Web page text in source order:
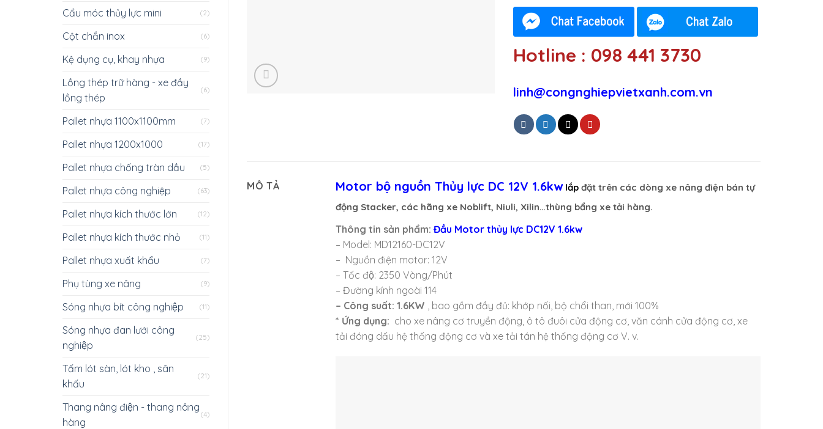
Cẩu móc thủy lực mini (2)
Cột chắn inox (6)
Kệ dụng cụ, khay nhựa (9)
Lồng thép trữ hàng - xe đầy
lồng thép
(6)
Pallet nhựa 1100x1100mm (7)
Pallet nhựa 1200x1000 (17)
Pallet nhựa chống tràn dầu (5)
Pallet nhựa công nghiệp (63)
Pallet nhựa kích thước lớn (12)
Pallet nhựa kích thước nhỏ (11)
Pallet nhựa xuất khẩu (7)
Phụ tùng xe nâng (9)
Sóng nhựa bít công nghiệp (11)
Sóng nhựa đan lưới công
nghiệp
(25)
Tấm lót sàn, lót kho , sân
khấu
(21)
Thang nâng điện - thang nâng
hàng
(4)
Hotline : 098 441 3730
linh@congnghiepvietxanh.com.vn
MÔ TẢ Motor bộ nguồn Thủy lực DC 12V 1.6kwlắpđặt trên các dòng xe nâng điện bán tự
động Stacker, các hãng xe Noblift, Niuli, Xilin…thùng bẩng xe tải hàng.
Thông tin sản phẩm: Đầu Motor thủy lực DC12V 1.6kw
– Model: MD12160-DC12V
– Nguồn điện motor: 12V
– Tốc độ: 2350 Vòng/Phút
– Đường kính ngoài 114
– Công suất: 1.6KW , bao gồm đầy đủ: khớp nối, bộ chổi than, mới 100%
* Ứng dụng: cho xe nâng cơ truyền động, ô tô đuôi cửa động cơ, văn cánh cửa động cơ, xe
tải đóng dấu hệ thống động cơ và xe tải tán hệ thống động cơ V. v.